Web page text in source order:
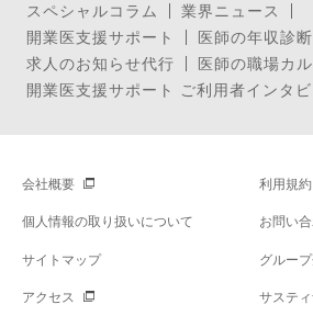
スペシャルコラム
業界ニュース
開業医支援サポート
医師の年収診断
求人のお知らせ代行
医師の職場カ
開業医支援サポート ご利用者インタ
会社概要 利用規約
個人情報の取り扱いについて お問い
サイトマップ グルー
アクセス サステ